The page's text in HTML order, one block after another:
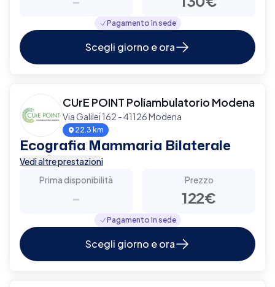
Pagamento in sede
Scegli giorno e ora
CUrE POINT Poliambulatorio Modena
Via Galilei 162 - 41126 Modena
22.3 km
Ecografia Mammaria Bilaterale
Vedi altre prestazioni
Prima disponibilità
-
Prezzo
122€
Pagamento in sede
Scegli giorno e ora